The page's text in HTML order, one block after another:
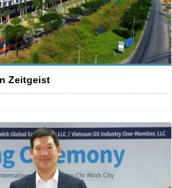
Zeitgeist